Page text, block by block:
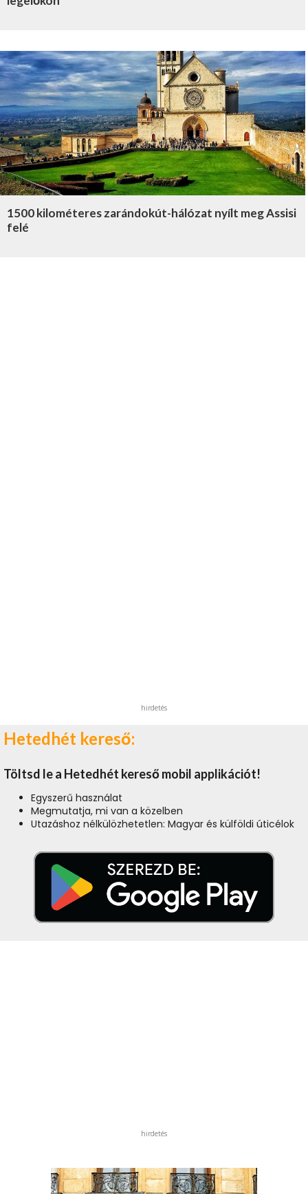
1500 kilométeres zarándokút-hálózat nyílt meg Assisi
felé
hirdetés
Hetedhét kereső:
Töltsd le a Hetedhét kereső mobil applikációt!
Egyszerű használat
Megmutatja, mi van a közelben
Utazáshoz nélkülözhetetlen: Magyar és külföldi úticélok
hirdetés